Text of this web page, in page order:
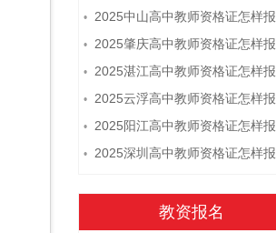
• 2025中山高中教师资格证怎样报名 附流程
• 2025肇庆高中教师资格证怎样报名 附流程
• 2025湛江高中教师资格证怎样报名 附流程
• 2025云浮高中教师资格证怎样报名 附流程
• 2025阳江高中教师资格证怎样报名 附流程
• 2025深圳高中教师资格证怎样报名 附流程
教资报名